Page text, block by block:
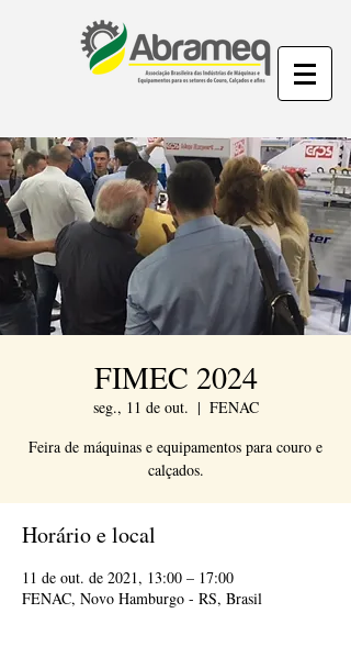
FIMEC 2024
seg., 11 de out.
  |
FENAC
Feira de máquinas e equipamentos para couro e
calçados.
Horário e local
11 de out. de 2021, 13:00 – 17:00
FENAC, Novo Hamburgo - RS, Brasil